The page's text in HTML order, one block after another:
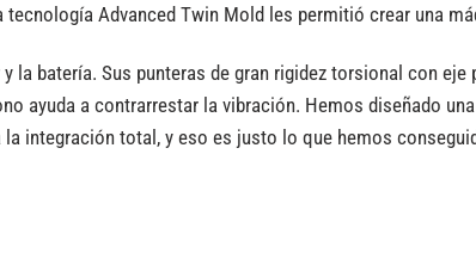
Advanced Twin Mold les permitió crear una
la batería. Sus punteras de gran rigidez torsional con
ayuda a contrarrestar la vibración. Hemos diseñado
integración total, y eso es justo lo que hemos